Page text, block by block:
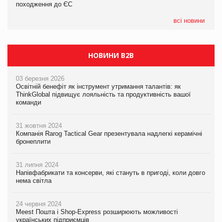
походження до ЄС
всі новини
європейський ринок
НОВИНИ B2B
03 березня 2026
Освітній бенефіт як інструмент утримання талантів: як
ThinkGlobal підвищує лояльність та продуктивність вашої
команди
31 жовтня 2024
Компанія Rarog Tactical Gear презентувала надлегкі керамічні
бронеплити
31 липня 2024
Напівфабрикати та консерви, які стануть в пригоді, коли довго
нема світла
24 червня 2024
Meest Пошта і Shop-Express розширюють можливості
українських підприємців